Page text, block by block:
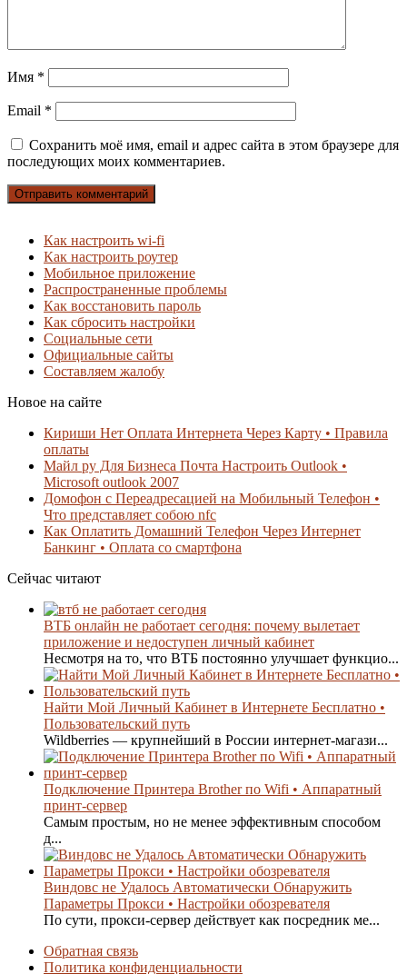
Имя *
Email *
Сохранить моё имя, email и адрес сайта в этом браузере для
последующих моих комментариев.
Как настроить wi-fi
Как настроить роутер
Мобильное приложение
Распространенные проблемы
Как восстановить пароль
Как сбросить настройки
Социальные сети
Официальные сайты
Составляем жалобу
Новое на сайте
Кириши Нет Оплата Интернета Через Карту • Правила
оплаты
Майл ру Для Бизнеса Почта Настроить Outlook •
Microsoft outlook 2007
Домофон с Переадресацией на Мобильный Телефон •
Что представляет собою nfc
Как Оплатить Домашний Телефон Через Интернет
Банкинг • Оплата со смартфона
Сейчас читают
ВТБ онлайн не работает сегодня: почему вылетает
приложение и недоступен личный кабинет
Несмотря на то, что ВТБ постоянно улучшает функцио...
Найти Мой Личный Кабинет в Интернете Бесплатно •
Пользовательский путь
Wildberries — крупнейший в России интернет-магази...
Подключение Принтера Brother по Wifi • Аппаратный
принт-сервер
Самым простым, но не менее эффективным способом
д...
Виндовс не Удалось Автоматически Обнаружить
Параметры Прокси • Настройки обозревателя
По сути, прокси-сервер действует как посредник ме...
Обратная связь
Политика конфиденциальности